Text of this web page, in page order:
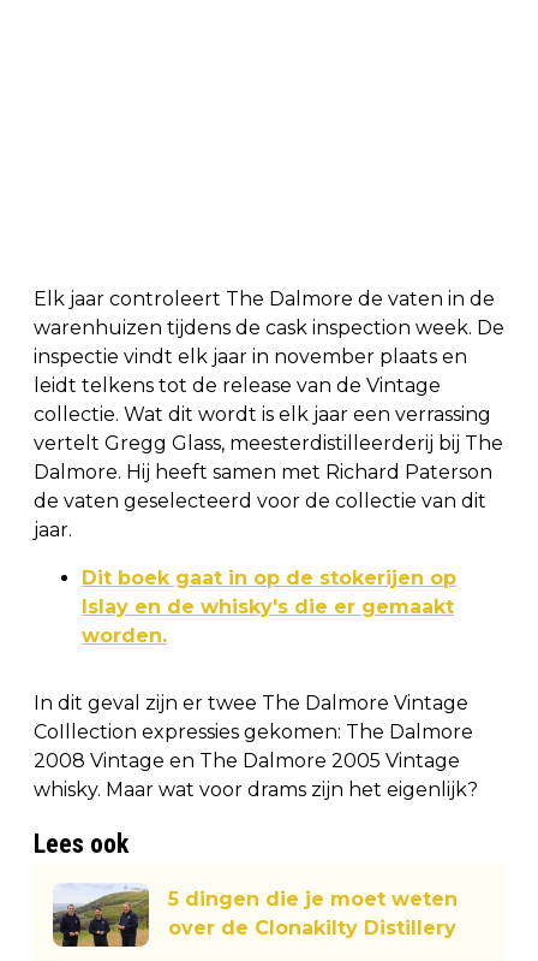
Elk jaar controleert The Dalmore de vaten in de
warenhuizen tijdens de cask inspection week. De
inspectie vindt elk jaar in november plaats en
leidt telkens tot de release van de Vintage
collectie. Wat dit wordt is elk jaar een verrassing
vertelt Gregg Glass, meesterdistilleerderij bij The
Dalmore. Hij heeft samen met Richard Paterson
de vaten geselecteerd voor de collectie van dit
jaar.
Dit boek gaat in op de stokerijen op
Islay en de whisky's die er gemaakt
worden.
In dit geval zijn er twee The Dalmore Vintage
CoIllection expressies gekomen: The Dalmore
2008 Vintage en The Dalmore 2005 Vintage
whisky. Maar wat voor drams zijn het eigenlijk?
Lees ook
5 dingen die je moet weten
over de Clonakilty Distillery